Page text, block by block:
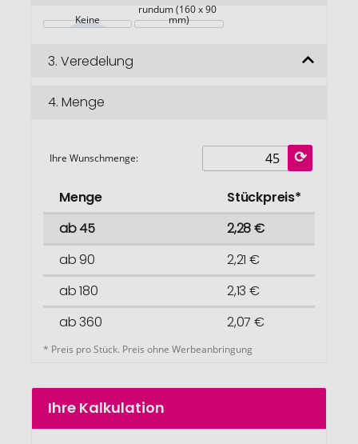
Keine
rundum (160 x 90
mm)
3. Veredelung
4. Menge
Ihre Wunschmenge:
Menge
Stückpreis*
ab 45
2,28 €
ab 90
2,21 €
ab 180
2,13 €
ab 360
2,07 €
* Preis pro Stück. Preis ohne Werbeanbringung
Ihre Kalkulation